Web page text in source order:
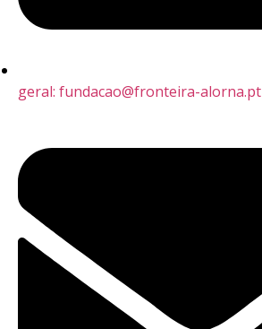
geral: fundacao@fronteira-alorna.pt